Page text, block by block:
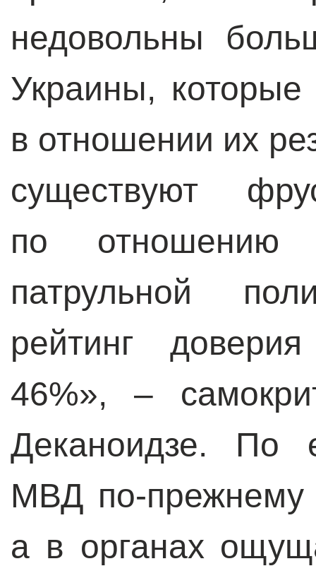
недовольны
Украины,
в отношении их
существуют
по
патрульной
рейтинг
46%», –
Деканоидзе. По
МВД по-прежнему
а в органах